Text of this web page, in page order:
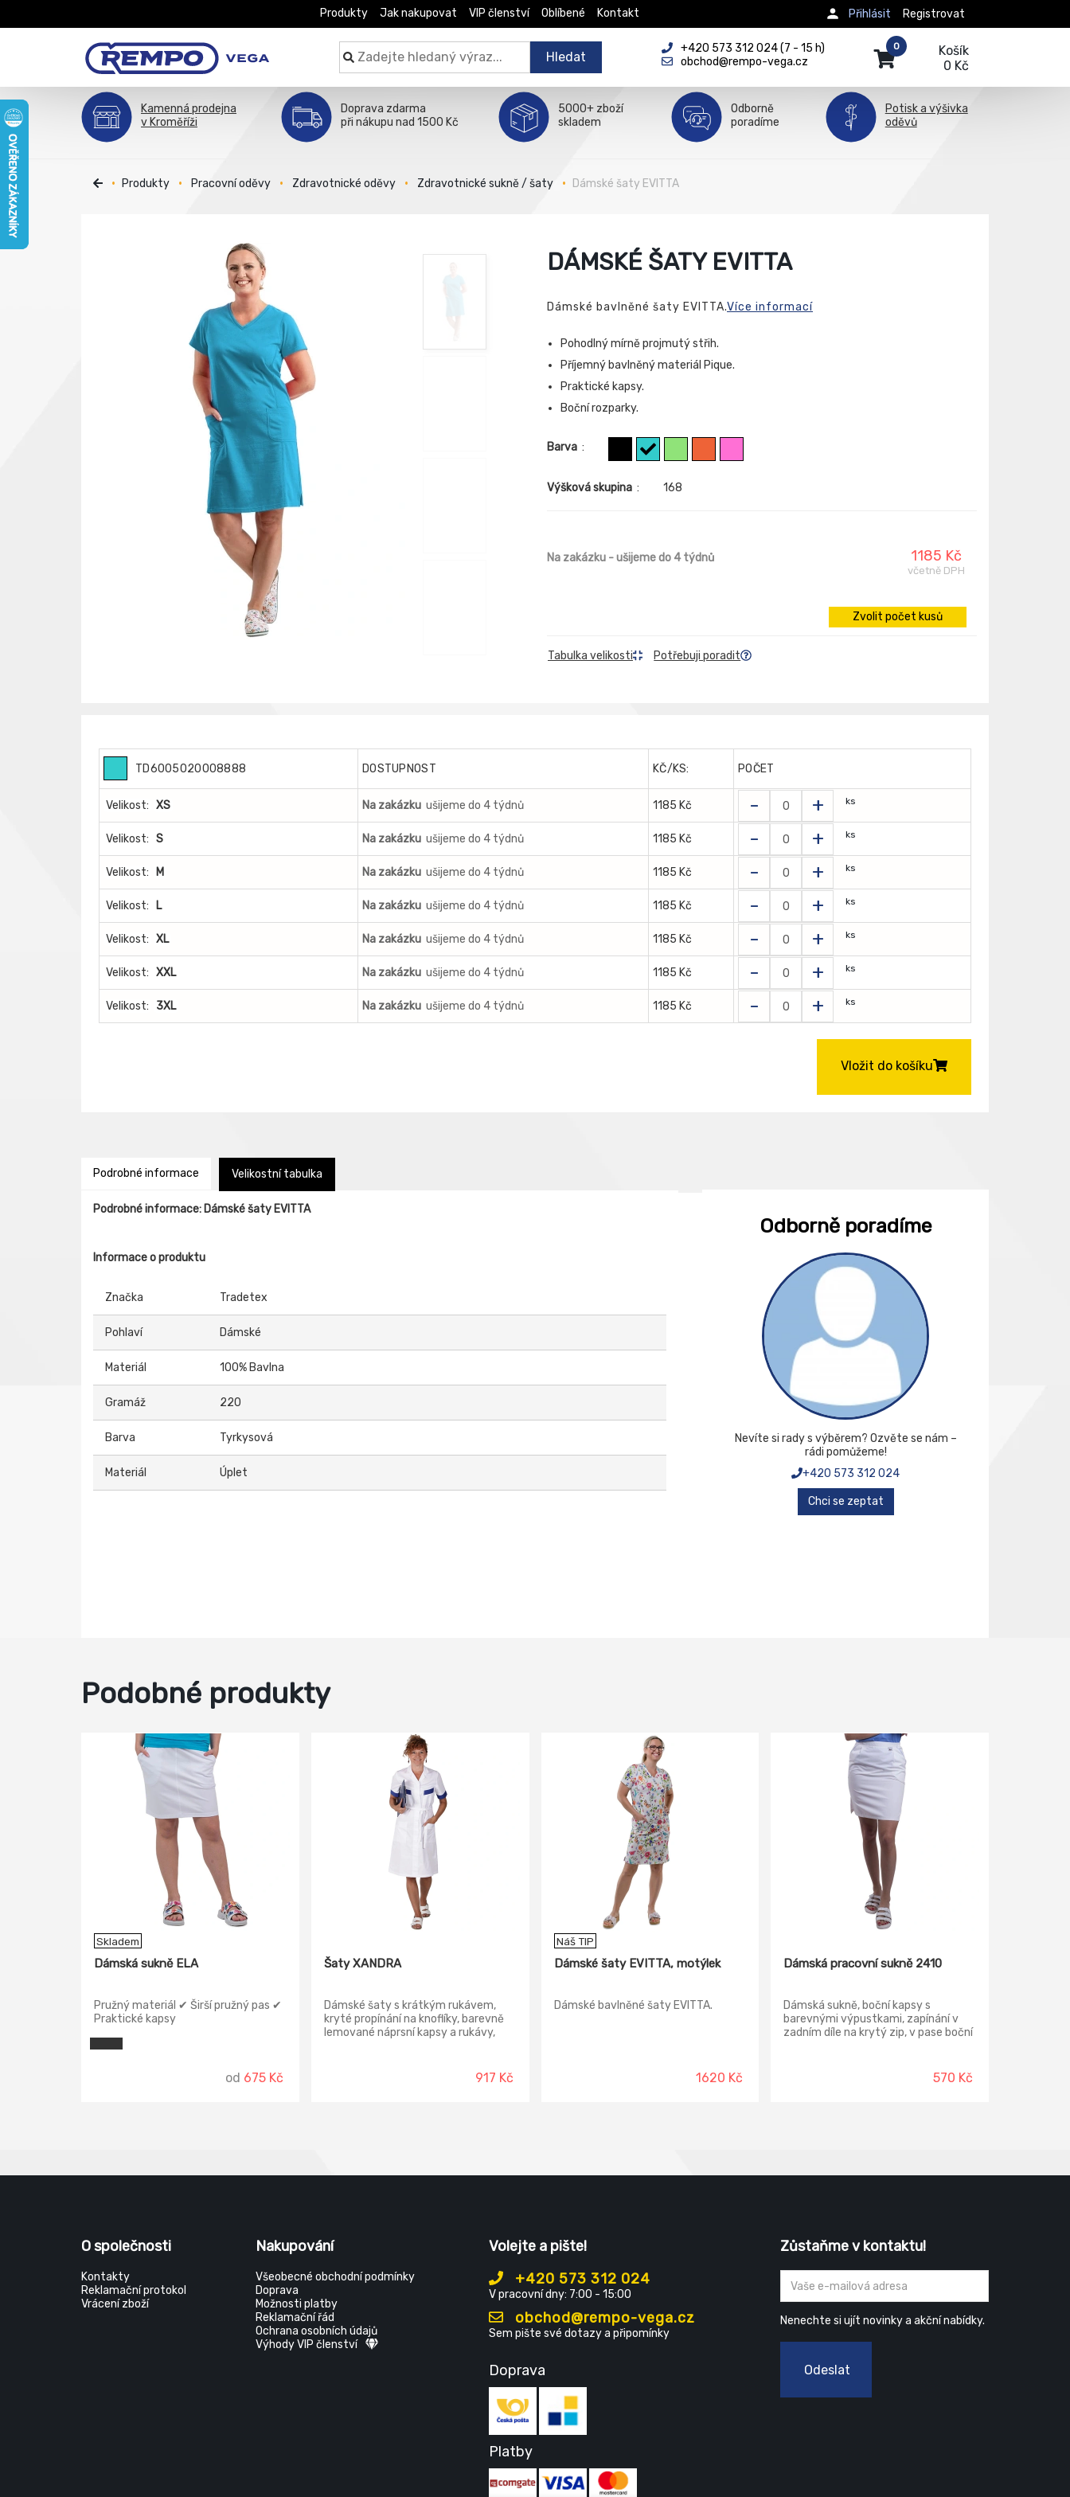
Produkty Jak nakupovat VIP členství Oblíbené Kontakt Registrovat
Přihlásit
Hledat
+420 573 312 024 (7 - 15 h)
obchod@rempo-vega.cz
Košík
0 Kč
0
Kamenná prodejna
v Kroměříži
Doprava zdarma
při nákupu nad 1500 Kč
5000+ zboží
skladem
Odborně
poradíme
Potisk a výšivka
oděvů
Produkty Pracovní oděvy Zdravotnické oděvy Zdravotnické sukně / šaty Dámské šaty EVITTA
DÁMSKÉ ŠATY EVITTA
Dámské bavlněné šaty EVITTA.Více informací
Pohodlný mírně projmutý střih.
Příjemný bavlněný materiál Pique.
Praktické kapsy.
Boční rozparky.
Barva :
Výšková skupina : 168
Na zakázku - ušijeme do 4 týdnů 1185 Kč
včetně DPH
Zvolit počet kusů
Tabulka velikosti Potřebuji poradit
TD6005020008888 DOSTUPNOST KČ/KS: POČET
Velikost: XS Na zakázku ušijeme do 4 týdnů 1185 Kč - + ks
Velikost: S Na zakázku ušijeme do 4 týdnů 1185 Kč - + ks
Velikost: M Na zakázku ušijeme do 4 týdnů 1185 Kč - + ks
Velikost: L Na zakázku ušijeme do 4 týdnů 1185 Kč - + ks
Velikost: XL Na zakázku ušijeme do 4 týdnů 1185 Kč - + ks
Velikost: XXL Na zakázku ušijeme do 4 týdnů 1185 Kč - + ks
Velikost: 3XL Na zakázku ušijeme do 4 týdnů 1185 Kč - + ks
Vložit do košíku
Podrobné informace Velikostní tabulka
Podrobné informace: Dámské šaty EVITTA
Informace o produktu
Značka Tradetex
Pohlaví Dámské
Materiál 100% Bavlna
Gramáž 220
Barva Tyrkysová
Materiál Úplet
Odborně poradíme
Nevíte si rady s výběrem? Ozvěte se nám –
rádi pomůžeme!
+420 573 312 024
Chci se zeptat
Podobné produkty
Skladem
Dámská sukně ELA
Pružný materiál ✔ Širší pružný pas ✔
Praktické kapsy
od 675 Kč
Šaty XANDRA
Dámské šaty s krátkým rukávem,
kryté propínání na knoflíky, barevně
lemované náprsní kapsy a rukávy,
917 Kč
Náš TIP
Dámské šaty EVITTA, motýlek
Dámské bavlněné šaty EVITTA.
1620 Kč
Dámská pracovní sukně 2410
Dámská sukně, boční kapsy s
barevnými výpustkami, zapínání v
zadním díle na krytý zip, v pase boční
570 Kč
O společnosti
Kontakty
Reklamační protokol
Vrácení zboží
Nakupování
Všeobecné obchodní podmínky
Doprava
Možnosti platby
Reklamační řád
Ochrana osobních údajů
Výhody VIP členství
Volejte a pište!
+420 573 312 024
V pracovní dny: 7:00 - 15:00
obchod@rempo-vega.cz
Sem pište své dotazy a připomínky
Doprava
Platby
Zůstaňme v kontaktu!
Nenechte si ujít novinky a akční nabídky.
Odeslat